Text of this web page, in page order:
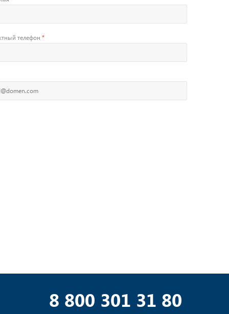
телефон *
8 800 301 31 80